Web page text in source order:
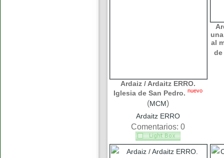
Ardaiz / Ardaitz ERRO.
Iglesia de San Pedro. nuevo
(MCM)
Ardaitz ERRO
Comentarios: 0
al
de